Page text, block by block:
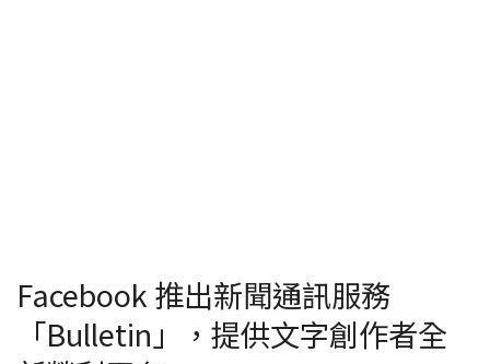
Facebook 推出新聞通訊服務
「Bulletin」，提供文字創作者全